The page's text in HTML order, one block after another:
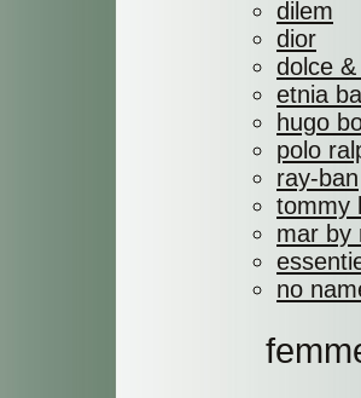
dilem
dior
dolce
etnia
hugo
polo
ray-ban
tommy
mar by
no